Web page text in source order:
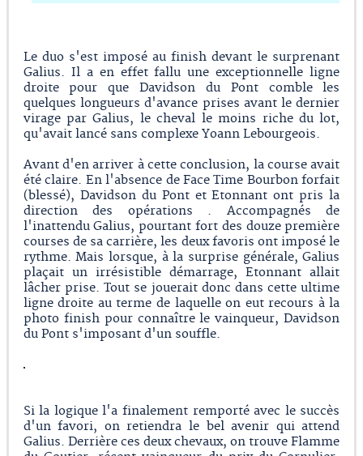
Le duo s'est imposé au finish devant le surprenant
Galius. Il a en effet fallu une exceptionnelle ligne
droite pour que Davidson du Pont comble les
quelques longueurs d'avance prises avant le dernier
virage par Galius, le cheval le moins riche du lot,
qu'avait lancé sans complexe Yoann Lebourgeois.
Avant d'en arriver à cette conclusion, la course avait
été claire. En l'absence de Face Time Bourbon forfait
(blessé), Davidson du Pont et Etonnant ont pris la
direction des opérations . Accompagnés de
l'inattendu Galius, pourtant fort des douze première
courses de sa carrière, les deux favoris ont imposé le
rythme. Mais lorsque, à la surprise générale, Galius
plaçait un irrésistible démarrage, Etonnant allait
lâcher prise. Tout se jouerait donc dans cette ultime
ligne droite au terme de laquelle on eut recours à la
photo finish pour connaître le vainqueur, Davidson
du Pont s'imposant d'un souffle.
Si la logique l'a finalement remporté avec le succès
d'un favori, on retiendra le bel avenir qui attend
Galius. Derrière ces deux chevaux, on trouve Flamme